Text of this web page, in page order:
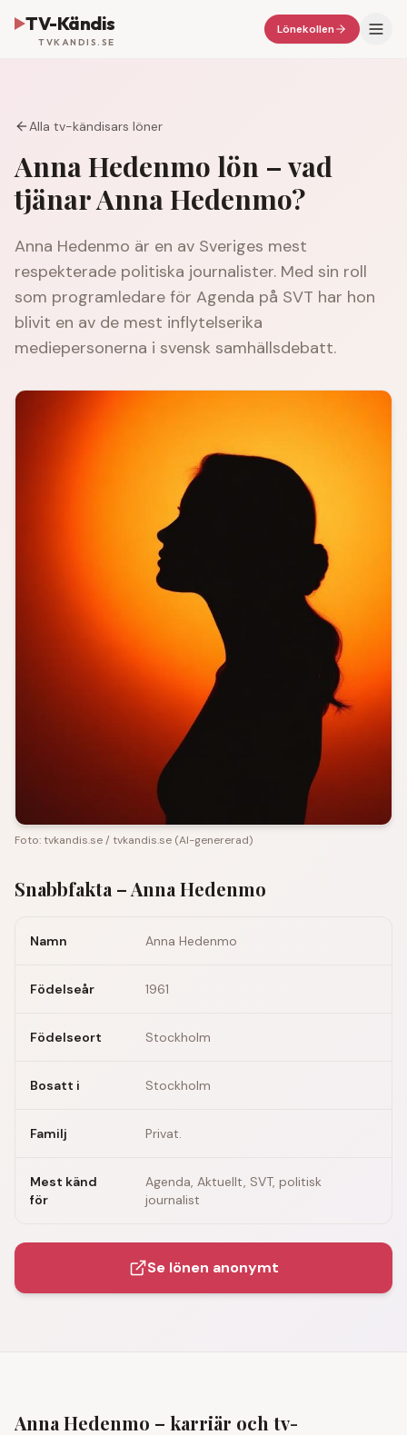
TV-Kändis
TVKANDIS.SE
Lönekollen
Alla tv-kändisars löner
Anna Hedenmo lön – vad
tjänarAnna Hedenmo?
Anna Hedenmo är en av Sveriges mest
respekterade politiska journalister. Med sin roll
som programledare för Agenda på SVT har hon
blivit en av de mest inflytelserika
mediepersonerna i svensk samhällsdebatt.
Foto: tvkandis.se/ tvkandis.se (AI-genererad)
Snabbfakta –Anna Hedenmo
Namn Anna Hedenmo
Födelseår 1961
Födelseort Stockholm
Bosatt i Stockholm
Familj Privat.
Mest känd
för
Agenda, Aktuellt, SVT, politisk
journalist
Se lönen anonymt
Anna Hedenmo – karriär och tv-